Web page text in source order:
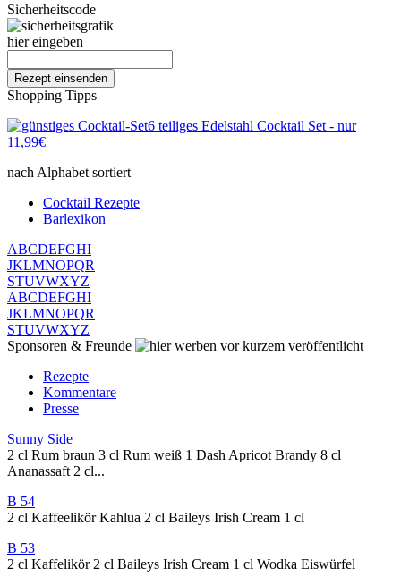
Sicherheitscode
hier eingeben
Shopping Tipps
6 teiliges Edelstahl Cocktail Set - nur
11,99€
nach Alphabet sortiert
Cocktail Rezepte
Barlexikon
ABCDEFGHI
JKLMNOPQR
STUVWXYZ
ABCDEFGHI
JKLMNOPQR
STUVWXYZ
Sponsoren & Freunde
vor kurzem veröffentlicht
Rezepte
Kommentare
Presse
Sunny Side
2 cl Rum braun 3 cl Rum weiß 1 Dash Apricot Brandy 8 cl
Ananassaft 2 cl...
B 54
2 cl Kaffeelikör Kahlua 2 cl Baileys Irish Cream 1 cl
B 53
2 cl Kaffelikör 2 cl Baileys Irish Cream 1 cl Wodka Eiswürfel